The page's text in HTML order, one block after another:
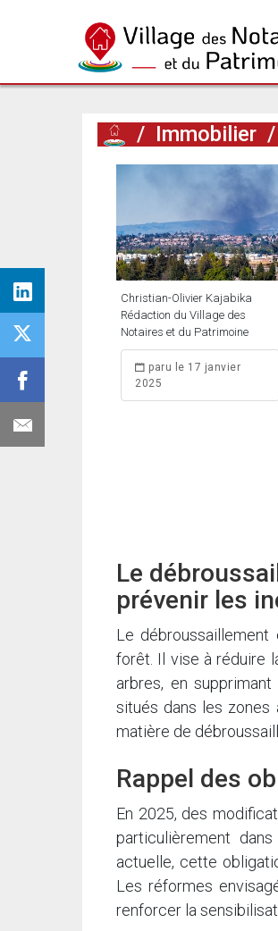
/ Immobilier /
Christian-Olivier Kajabika
Rédaction du Village des
Notaires et du Patrimoine
paru le 17 janvier
2025
Le
prévenir les
Le
forêt. Il vise à réduire
arbres, en
situés dans les
matière de
Rappel des
En 2025, des
particulièrement
actuelle, cette
Les réformes
renforcer la